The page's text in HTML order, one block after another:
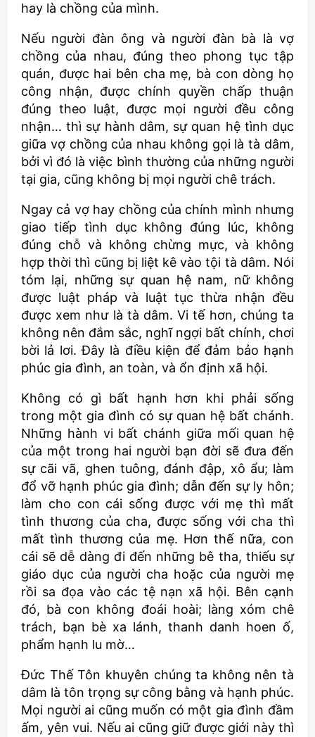
hay là chồng của mình.
Nếu người đàn ông và người đàn bà là vợ
chồng của nhau, đúng theo phong tục tập
quán, được hai bên cha mẹ, bà con dòng họ
công nhận, được chính quyền chấp thuận
đúng theo luật, được mọi người đều công
nhận… thì sự hành dâm, sự quan hệ tình dục
giữa vợ chồng của nhau không gọi là tà dâm,
bởi vì đó là việc bình thường của những người
tại gia, cũng không bị mọi người chê trách.
Ngay cả vợ hay chồng của chính mình nhưng
giao tiếp tình dục không đúng lúc, không
đúng chỗ và không chừng mực, và không
hợp thời thì cũng bị liệt kê vào tội tà dâm. Nói
tóm lại, những sự quan hệ nam, nữ không
được luật pháp và luật tục thừa nhận đều
được xem như là tà dâm. Vi tế hơn, chúng ta
không nên đắm sắc, nghĩ ngợi bất chính, chơi
bời lả lơi. Đây là điều kiện để đảm bảo hạnh
phúc gia đình, an toàn, và ổn định xã hội.
Không có gì bất hạnh hơn khi phải sống
trong một gia đình có sự quan hệ bất chánh.
Những hành vi bất chánh giữa mối quan hệ
của một trong hai người bạn đời sẽ đưa đến
sự cãi vã, ghen tuông, đánh đập, xô ẩu; làm
đổ vỡ hạnh phúc gia đình; dẫn đến sự ly hôn;
làm cho con cái sống được với mẹ thì mất
tình thương của cha, được sống với cha thì
mất tình thương của mẹ. Hơn thế nữa, con
cái sẽ dễ dàng đi đến những bê tha, thiếu sự
giáo dục của người cha hoặc của người mẹ
rồi sa đọa vào các tệ nạn xã hội. Bên cạnh
đó, bà con không đoái hoài; làng xóm chê
trách, bạn bè xa lánh, thanh danh hoen ố,
phẩm hạnh lu mờ…
Đức Thế Tôn khuyên chúng ta không nên tà
dâm là tôn trọng sự công bằng và hạnh phúc.
Mọi người ai cũng muốn có một gia đình đầm
ấm, yên vui. Nếu ai cũng giữ được giới này thì